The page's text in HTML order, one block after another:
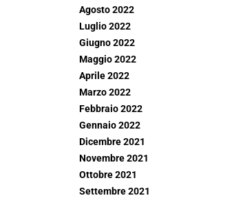
Agosto 2022
Luglio 2022
Giugno 2022
Maggio 2022
Aprile 2022
Marzo 2022
Febbraio 2022
Gennaio 2022
Dicembre 2021
Novembre 2021
Ottobre 2021
Settembre 2021